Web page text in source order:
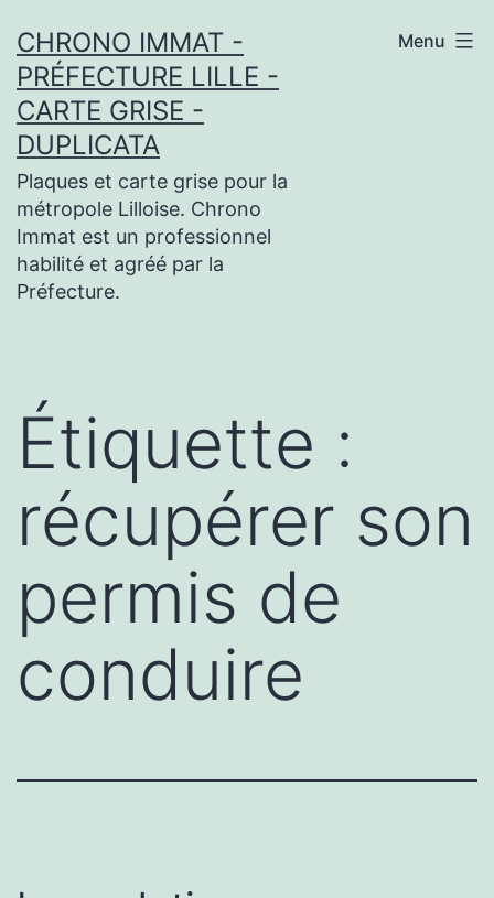
au
contenu
CHRONO IMMAT -
PRÉFECTURE LILLE -
CARTE GRISE -
DUPLICATA
Plaques et carte grise pour la
métropole Lilloise. Chrono
Immat est un professionnel
habilité et agréé par la
Préfecture.
Menu
Étiquette :
récupérer son
permis de
conduire